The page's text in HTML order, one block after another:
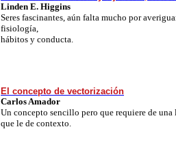
Linden E. Higgins
Seres fascinantes, aún falta mucho por
fisiología,
hábitos y conducta.
El concepto de vectorización
Carlos Amador
Un concepto sencillo pero que requiere de
que le de contexto.